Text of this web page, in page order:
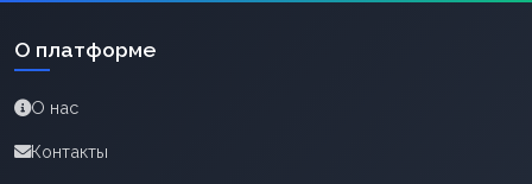
О платформе
О нас
Контакты